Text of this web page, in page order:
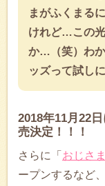
まがふくまる
けれど…この
か…（笑）わ
ッズって試し
2018年11月22
売決定！！！
さらに「 おじさ
ープンするなど